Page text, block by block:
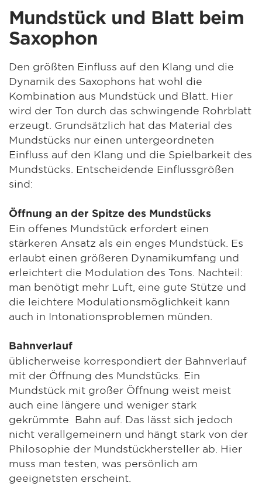
Mundstück und Blatt beim
Saxophon
Den größten Einfluss auf den Klang und die
Dynamik des Saxophons hat wohl die
Kombination aus Mundstück und Blatt. Hier
wird der Ton durch das schwingende Rohrblatt
erzeugt. Grundsätzlich hat das Material des
Mundstücks nur einen untergeordneten
Einfluss auf den Klang und die Spielbarkeit des
Mundstücks. Entscheidende Einflussgrößen
sind:
Öffnung an der Spitze des Mundstücks
Ein offenes Mundstück erfordert einen
stärkeren Ansatz als ein enges Mundstück. Es
erlaubt einen größeren Dynamikumfang und
erleichtert die Modulation des Tons. Nachteil:
man benötigt mehr Luft, eine gute Stütze und
die leichtere Modulationsmöglichkeit kann
auch in Intonationsproblemen münden.
Bahnverlauf
üblicherweise korrespondiert der Bahnverlauf
mit der Öffnung des Mundstücks. Ein
Mundstück mit großer Öffnung weist meist
auch eine längere und weniger stark
gekrümmte Bahn auf. Das lässt sich jedoch
nicht verallgemeinern und hängt stark von der
Philosophie der Mundstückhersteller ab. Hier
muss man testen, was persönlich am
geeignetsten erscheint.